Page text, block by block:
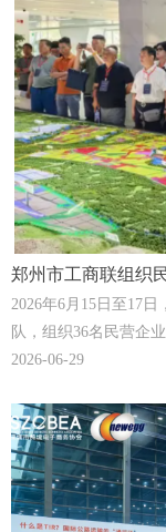
郑州市工商联组织
走访了喀什TIR集
2026年6月15日至17
队，组织36名民营企
先后实地走访中国新
2026-06-29